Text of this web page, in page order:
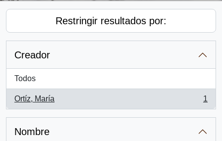
Restringir resultados por:
Creador
Todos
Ortíz, María
, 1 resultados
1
Nombre